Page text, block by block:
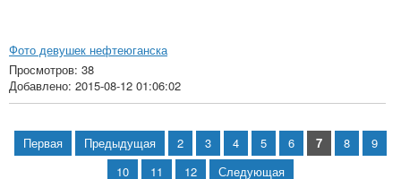
Фото девушек нефтеюганска
Просмотров: 38
Добавлено: 2015-08-12 01:06:02
Первая Предыдущая 2 3 4 5 6 7 8
9
10
11 12 Следующая